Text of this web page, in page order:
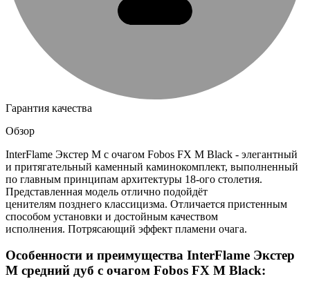
Гарантия качества
Обзор
InterFlame Экстер М с очагом Fobos FX M Black - элегантный
и притягательный каменный каминокомплект, выполненный
по главным принципам архитектуры 18-ого столетия.
Представленная модель отлично подойдёт
ценителям позднего классицизма. Отличается пристенным
способом установки и достойным качеством
исполнения. Потрясающий эффект пламени очага.
Особенности и преимущества InterFlame Экстер
М средний дуб с очагом Fobos FX M Black: